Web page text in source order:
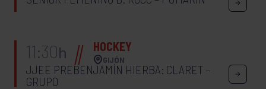
11:30h HOCKEY
GIJÓN
JJEE PREBENJAMÍN HIERBA: CLARET –
GRUPO